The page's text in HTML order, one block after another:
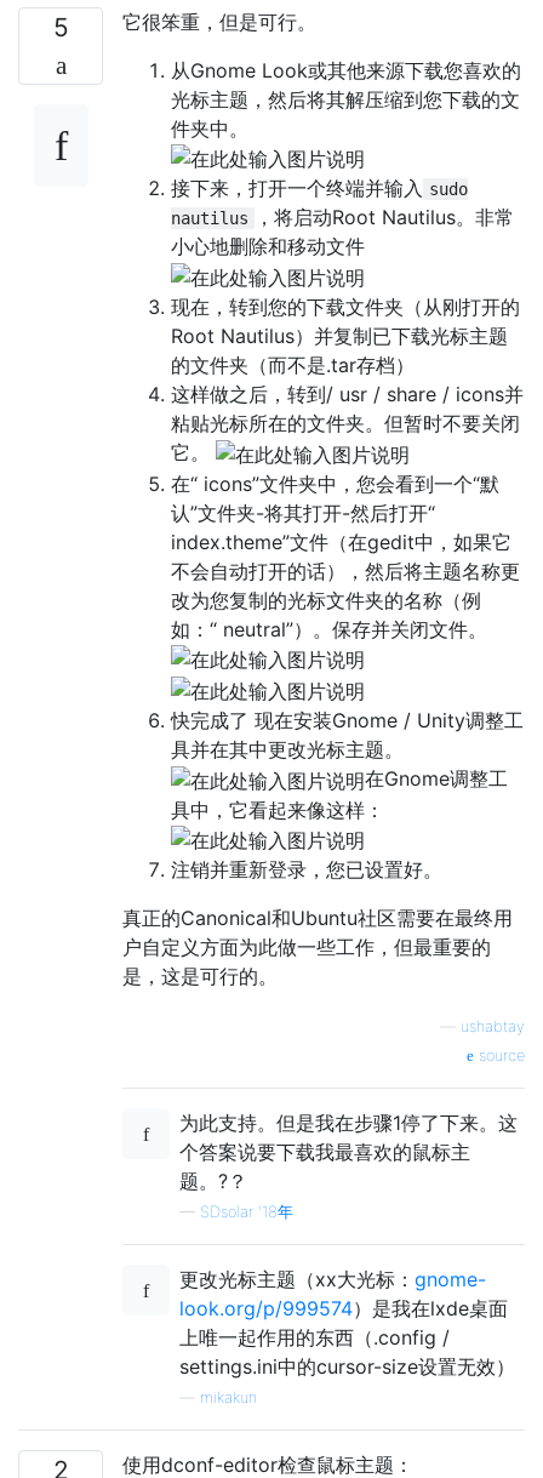
5
它很笨重，但是可行。
从Gnome Look或其他来源下载您喜欢的
光标主题，然后将其解压缩到您下载的文
件夹中。
接下来，打开一个终端并输入 sudo
nautilus
，将启动Root Nautilus。非常
小心地删除和移动文件
现在，转到您的下载文件夹（从刚打开的
Root Nautilus）并复制已下载光标主题
的文件夹（而不是.tar存档）
这样做之后，转到/ usr / share / icons并
粘贴光标所在的文件夹。但暂时不要关闭
它。
在“ icons”文件夹中，您会看到一个“默
认”文件夹-将其打开-然后打开“
index.theme”文件（在gedit中，如果它
不会自动打开的话），然后将主题名称更
改为您复制的光标文件夹的名称（例
如：“ neutral”）。保存并关闭文件。
快完成了 现在安装Gnome / Unity调整工
具并在其中更改光标主题。
在Gnome调整工
具中，它看起来像这样：
注销并重新登录，您已设置好。
真正的Canonical和Ubuntu社区需要在最终用
户自定义方面为此做一些工作，但最重要的
是，这是可行的。
ushabtay
source
为此支持。但是我在步骤1停了下来。这
个答案说要下载我最喜欢的鼠标主
题。?？
— SDsolar '18年
更改光标主题（xx大光标： gnome-
look.org/p/999574）是我在lxde桌面
上唯一起作用的东西（.config /
settings.ini中的cursor-size设置无效）
mikakun
2
使用dconf-editor检查鼠标主题：